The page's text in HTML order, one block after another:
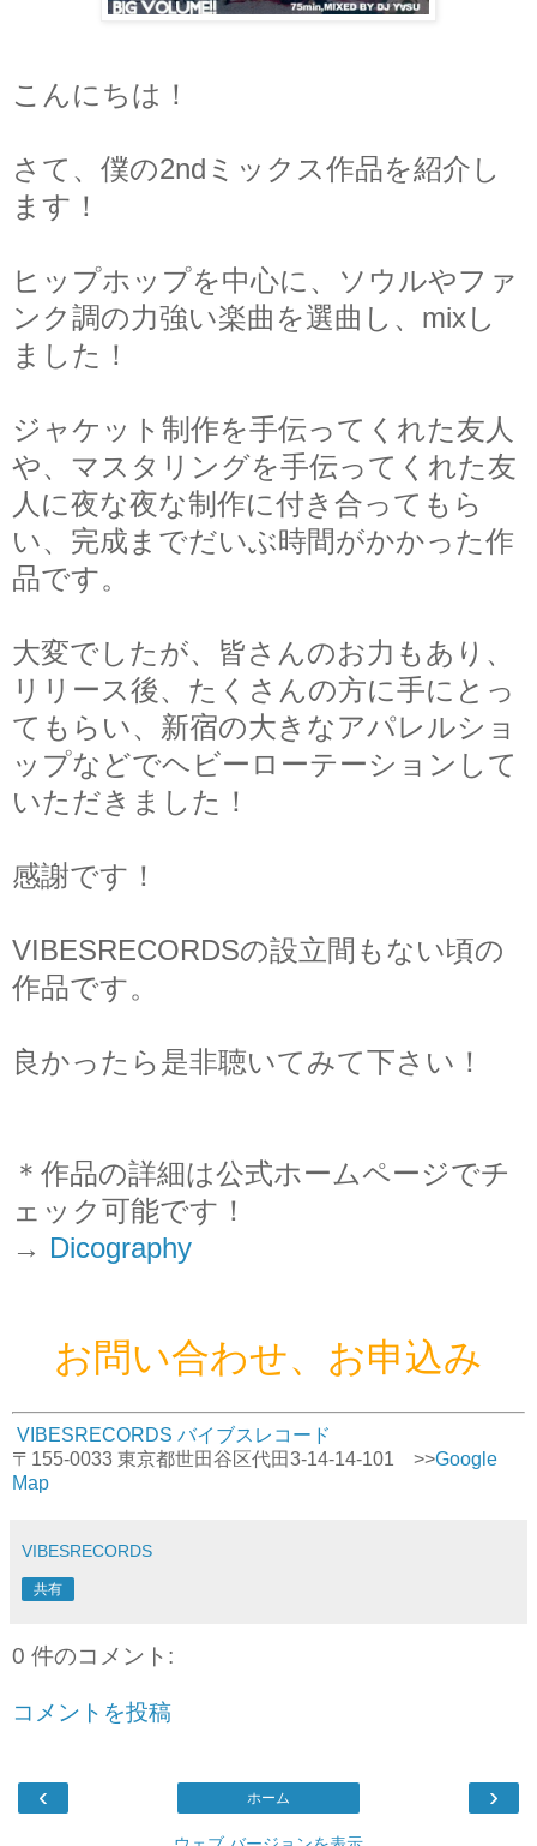
こんにちは！
さて、僕の2ndミックス作品を紹介し
ます！
ヒップホップを中心に、ソウルやファ
ンク調の力強い楽曲を選曲し、mixし
ました！
ジャケット制作を手伝ってくれた友人
や、マスタリングを手伝ってくれた友
人に夜な夜な制作に付き合ってもら
い、完成までだいぶ時間がかかった作
品です。
大変でしたが、皆さんのお力もあり、
リリース後、たくさんの方に手にとっ
てもらい、新宿の大きなアパレルショ
ップなどでヘビーローテーションして
いただきました！
感謝です！
VIBESRECORDSの設立間もない頃の
作品です。
良かったら是非聴いてみて下さい！
＊作品の詳細は公式ホームページでチ
ェック可能です！
→ Dicography
お問い合わせ、お申込み
VIBESRECORDS バイブスレコード
〒155-0033 東京都世田谷区代田3-14-14-101 >>Google
Map
VIBESRECORDS
共有
0 件のコメント:
コメントを投稿
‹ ›
ホーム